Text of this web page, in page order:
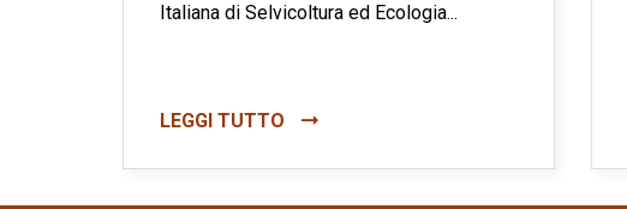
Italiana di Selvicoltura ed Ecologia...
LEGGI TUTTO